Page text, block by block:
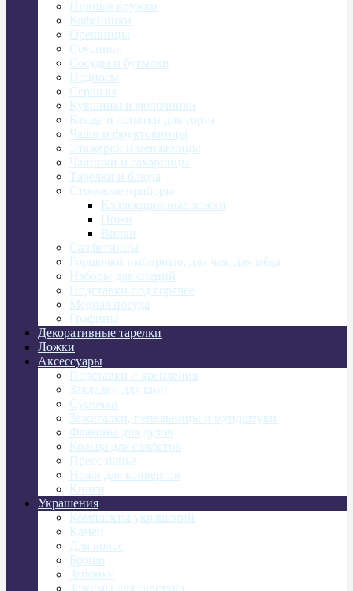
Пивные кружки
Кофейники
Орешницы
Соусники
Сосуды и бутылки
Подносы
Сервизы
Кувшины и молочники
Блюда и лопатки для торта
Чаши и фруктовницы
Этажерки и менажницы
Чайники и сахарницы
Тарелки и блюда
Столовые приборы
Коллекционные ложки
Ножи
Вилки
Салфетницы
Горшочки имбирные, для чая, для мёда
Наборы для специй
Подставки под горячее
Медная посуда
Графины
Декоративные тарелки
Ложки
Аксессуары
Подставки и крепления
Закладки для книг
Сумочки
Зажигалки, пепельницы и мундштуки
Флаконы для духов
Кольца для салфеток
Пресс-папье
Ножи для конвертов
Книги
Украшения
Комплекты украшений
Камеи
Для волос
Броши
Запонки
Зажимы для галстука